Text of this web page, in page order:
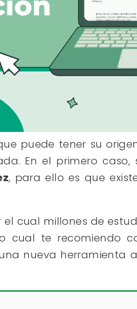
puede tener su
En el primero caso,
, para ello es que
cual millones de
cual te recomiendo
nueva herramienta